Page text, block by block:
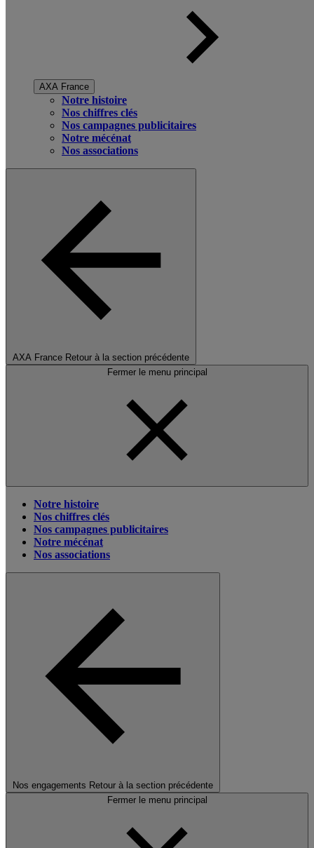
AXA France
Notre histoire
Nos chiffres clés
Nos campagnes publicitaires
Notre mécénat
Nos associations
AXA France Retour à la section précédente
Fermer le menu principal
Notre histoire
Nos chiffres clés
Nos campagnes publicitaires
Notre mécénat
Nos associations
Nos engagements Retour à la section précédente
Fermer le menu principal